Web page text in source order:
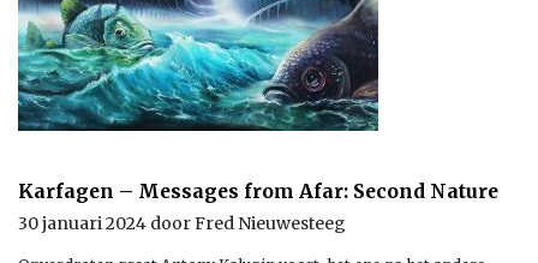
Karfagen – Messages from Afar: Second Nature
30 januari 2024 door Fred Nieuwesteeg